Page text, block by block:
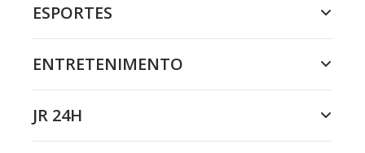
ESPORTES
ENTRETENIMENTO
JR 24H